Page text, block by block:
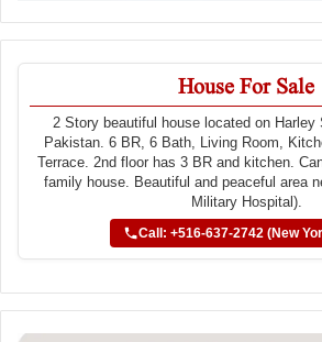
House For Sale
2 Story beautiful house located on Harley
Pakistan. 6 BR, 6 Bath, Living Room,
Terrace. 2nd floor has 3 BR and kitchen.
family house. Beautiful and peaceful area
Military Hospital).
Call: +516-637-2742 (New